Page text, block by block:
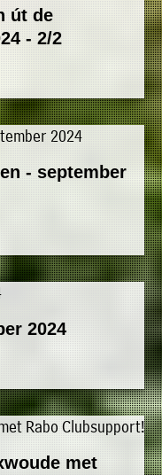
út de
- 2/2
- september
2024
met